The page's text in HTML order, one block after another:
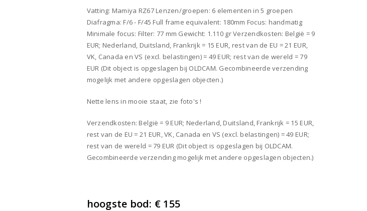
Vatting: Mamiya RZ67 Lenzen/groepen: 6 elementen in 5 groepen
Diafragma: F/6 - F/45 Full frame equivalent: 180mm Focus: handmatig
Minimale focus: Filter: 77 mm Gewicht: 1.110 gr Verzendkosten: België = 9
EUR; Nederland, Duitsland, Frankrijk = 15 EUR, rest van de EU = 21 EUR,
VK, Canada en VS (excl. belastingen) = 49 EUR; rest van de wereld = 79
EUR (Dit object is opgeslagen bij OLDCAM. Gecombineerde verzending
mogelijk met andere opgeslagen objecten.)
Nette lens in mooie staat, zie foto's !
Verzendkosten: België = 9 EUR; Nederland, Duitsland, Frankrijk = 15 EUR,
rest van de EU = 21 EUR, VK, Canada en VS (excl. belastingen) = 49 EUR;
rest van de wereld = 79 EUR (Dit object is opgeslagen bij OLDCAM.
Gecombineerde verzending mogelijk met andere opgeslagen objecten.)
hoogste bod: € 155